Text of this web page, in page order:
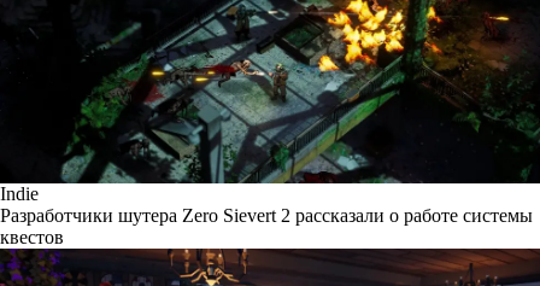
Indie
Разработчики шутера Zero Sievert 2 рассказали о работе системы
квестов